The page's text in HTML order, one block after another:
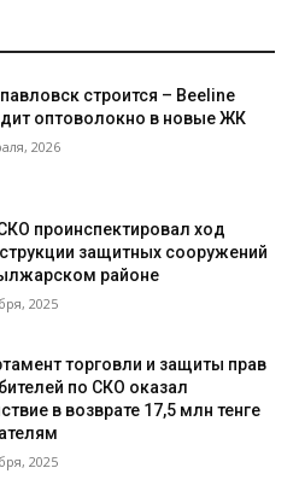
строится – Beeline
оптоволокно в новые ЖК
2026
проинспектировал ход
защитных сооружений
районе
2025
торговли и защиты прав
по СКО оказал
в возврате 17,5 млн тенге
2025